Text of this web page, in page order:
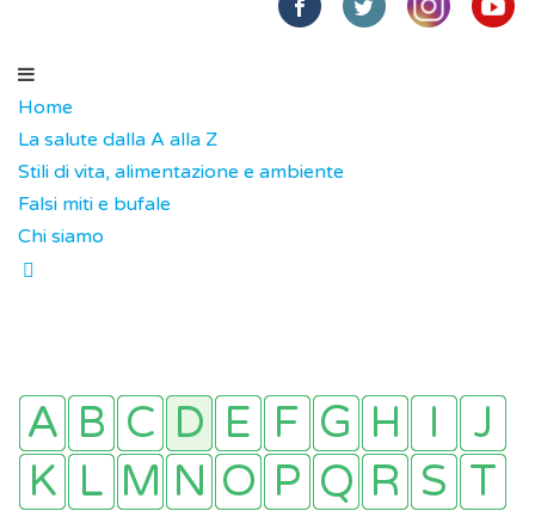
Home
La salute dalla A alla Z
Stili di vita, alimentazione e ambiente
Falsi miti e bufale
Chi siamo